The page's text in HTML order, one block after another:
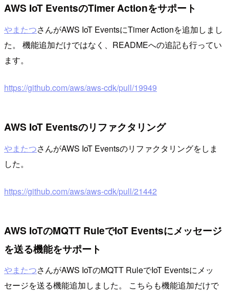
AWS IoT EventsのTimer Actionをサポート
やまたつさんがAWS IoT EventsにTimer Actionを追加しまし
た。 機能追加だけではなく、READMEへの追記も行ってい
ます。
https://github.com/aws/aws-cdk/pull/19949
AWS IoT Eventsのリファクタリング
やまたつさんがAWS IoT Eventsのリファクタリングをしま
した。
https://github.com/aws/aws-cdk/pull/21442
AWS IoTのMQTT RuleでIoT Eventsにメッセージ
を送る機能をサポート
やまたつさんがAWS IoTのMQTT RuleでIoT Eventsにメッ
セージを送る機能追加しました。 こちらも機能追加だけで